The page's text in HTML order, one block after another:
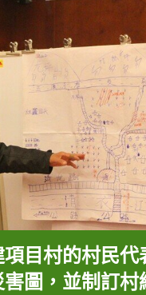
目村的村民
圖，並制訂村